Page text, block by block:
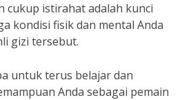
cukup istirahat adalah kunci
kondisi fisik dan mental Anda
gizi tersebut.
untuk terus belajar dan
Anda sebagai pemain